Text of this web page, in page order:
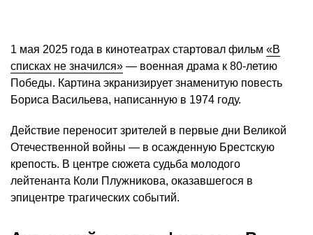
1 мая 2025 года в кинотеатрах стартовал фильм «В
списках не значился» — военная драма к 80-летию
Победы. Картина экранизирует знаменитую повесть
Бориса Васильева, написанную в 1974 году.
Действие переносит зрителей в первые дни Великой
Отечественной войны — в осажденную Брестскую
крепость. В центре сюжета судьба молодого
лейтенанта Коли Плужникова, оказавшегося в
эпицентре трагических событий.